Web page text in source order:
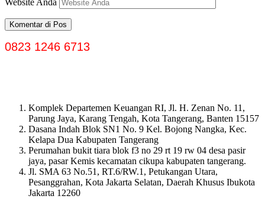
Website Anda
0823 1246 6713
Komplek Departemen Keuangan RI, Jl. H. Zenan No. 11,
Parung Jaya, Karang Tengah, Kota Tangerang, Banten 15157
Dasana Indah Blok SN1 No. 9 Kel. Bojong Nangka, Kec.
Kelapa Dua Kabupaten Tangerang
Perumahan bukit tiara blok f3 no 29 rt 19 rw 04 desa pasir
jaya, pasar Kemis kecamatan cikupa kabupaten tangerang.
Jl. SMA 63 No.51, RT.6/RW.1, Petukangan Utara,
Pesanggrahan, Kota Jakarta Selatan, Daerah Khusus Ibukota
Jakarta 12260